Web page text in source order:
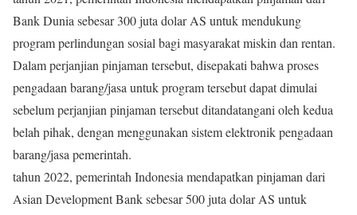
Bank Dunia sebesar 300 juta dolar AS untuk mendukung
program perlindungan sosial bagi masyarakat miskin dan rentan.
Dalam perjanjian pinjaman tersebut, disepakati bahwa proses
pengadaan barang/jasa untuk program tersebut dapat dimulai
sebelum perjanjian pinjaman tersebut ditandatangani oleh kedua
belah pihak, dengan menggunakan sistem elektronik pengadaan
barang/jasa pemerintah.
tahun 2022, pemerintah Indonesia mendapatkan pinjaman dari
Asian Development Bank sebesar 500 juta dolar AS untuk